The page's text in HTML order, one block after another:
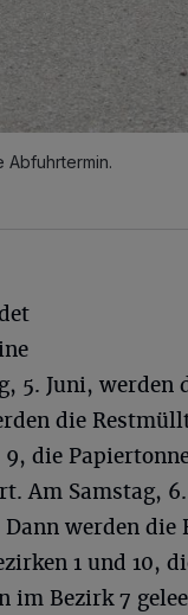
Abfuhrtermin.
5. Juni, werden
die
die
Am Samstag,
werden
1 und 10,
im Bezirk 7